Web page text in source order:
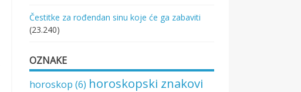
Čestitke za rođendan sinu koje će ga zabaviti
(23.240)
OZNAKE
horoskop (6) horoskopski znakovi